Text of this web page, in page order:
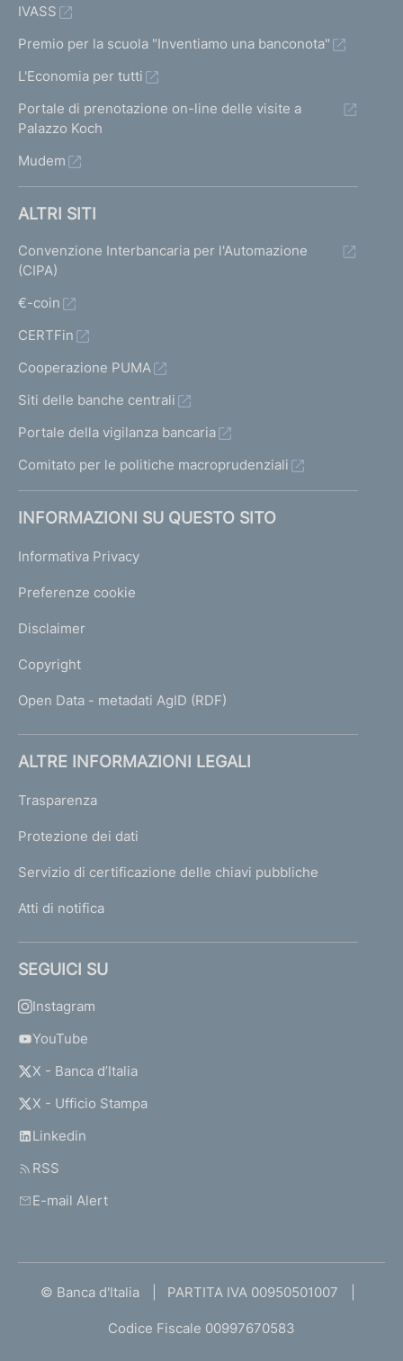
IVASS
Premio per la scuola "Inventiamo una banconota"
L'Economia per tutti
Portale di prenotazione on-line delle visite a
Palazzo Koch
Mudem
ALTRI SITI
Convenzione Interbancaria per l'Automazione
(CIPA)
€-coin
CERTFin
Cooperazione PUMA
Siti delle banche centrali
Portale della vigilanza bancaria
Comitato per le politiche macroprudenziali
INFORMAZIONI SU QUESTO SITO
Informativa Privacy
Preferenze cookie
Disclaimer
Copyright
Open Data - metadati AgID (RDF)
ALTRE INFORMAZIONI LEGALI
Trasparenza
Protezione dei dati
Servizio di certificazione delle chiavi pubbliche
Atti di notifica
SEGUICI SU
Instagram
YouTube
X - Banca d’Italia
X - Ufficio Stampa
Linkedin
RSS
E-mail Alert
© Banca d'Italia PARTITA IVA 00950501007
Codice Fiscale 00997670583